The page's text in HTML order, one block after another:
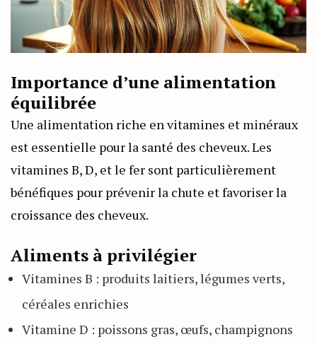
Importance d’une alimentation
équilibrée
Une alimentation riche en vitamines et minéraux
est essentielle pour la santé des cheveux. Les
vitamines B, D, et le fer sont particulièrement
bénéfiques pour prévenir la chute et favoriser la
croissance des cheveux.
Aliments à privilégier
Vitamines B : produits laitiers, légumes verts,
céréales enrichies
Vitamine D : poissons gras, œufs, champignons